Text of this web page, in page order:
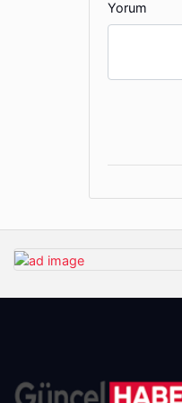
Yorum